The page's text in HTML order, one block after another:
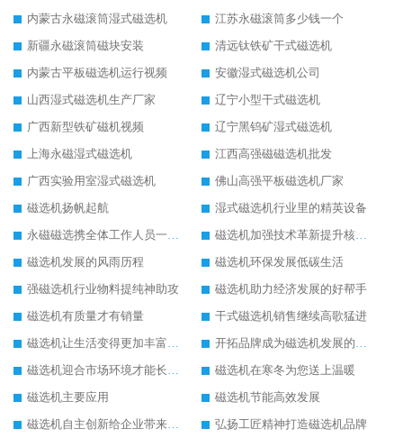
内蒙古永磁滚筒湿式磁选机
江苏永磁滚筒多少钱一个
新疆永磁滚筒磁块安装
清远钛铁矿干式磁选机
内蒙古平板磁选机运行视频
安徽湿式磁选机公司
山西湿式磁选机生产厂家
辽宁小型干式磁选机
广西新型铁矿磁机视频
辽宁黑钨矿湿式磁选机
上海永磁湿式磁选机
江西高强磁磁选机批发
广西实验用室湿式磁选机
佛山高强平板磁选机厂家
磁选机扬帆起航
湿式磁选机行业里的精英设备
永磁磁选携全体工作人员一起闯
磁选机加强技术革新提升核心竞争力
磁选机发展的风雨历程
磁选机环保发展低碳生活
强磁选机行业物料提纯神助攻
磁选机助力经济发展的好帮手
磁选机有质量才有销量
干式磁选机销售继续高歌猛进
磁选机让生活变得更加丰富多彩
开拓品牌成为磁选机发展的有效武器
磁选机迎合市场环境才能长远发展
磁选机在寒冬为您送上温暖
磁选机主要应用
磁选机节能高效发展
磁选机自主创新给企业带来了阳光
弘扬工匠精神打造磁选机品牌